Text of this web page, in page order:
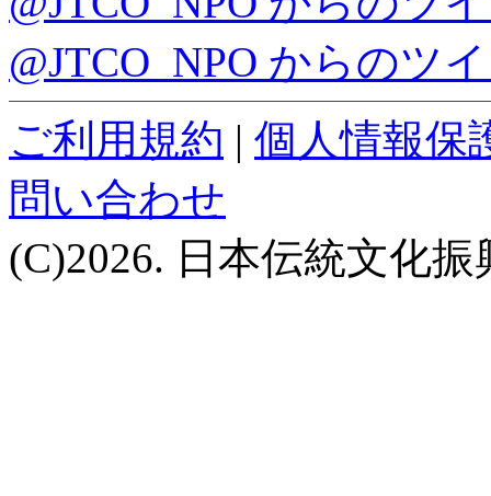
@JTCO_NPO からのツ
ご利用規約 | 個人情報保
問い合わせ
(C)2026. 日本伝統文化